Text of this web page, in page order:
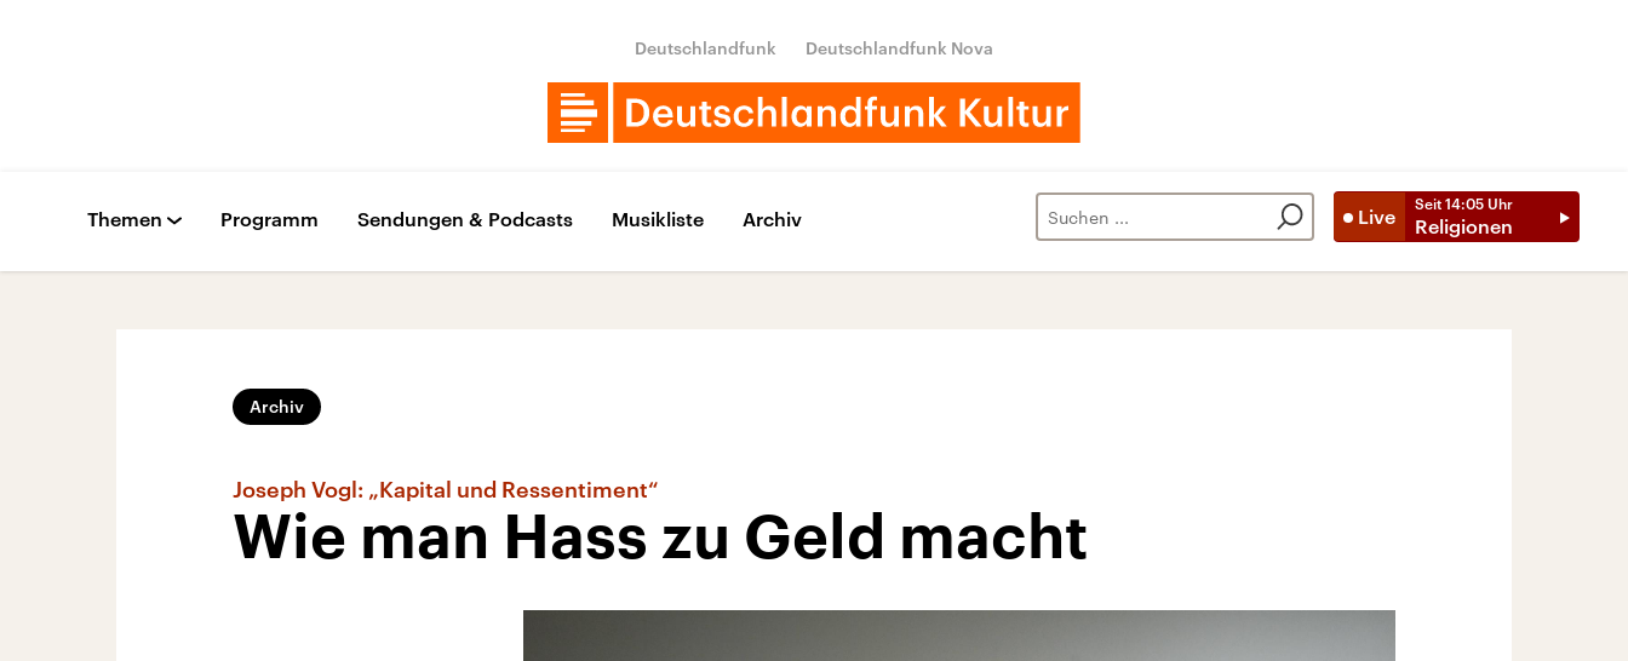
Deutschlandfunk Deutschlandfunk Nova
Live
Seit 14:05 Uhr
Religionen
Themen Programm Sendungen & Podcasts Musikliste Archiv
Archiv
Joseph Vogl: „Kapital und Ressentiment“
Wie man Hass zu Geld macht